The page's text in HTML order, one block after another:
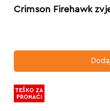
Crimson Firehawk
TEŠKO ZA
PRONAĆI